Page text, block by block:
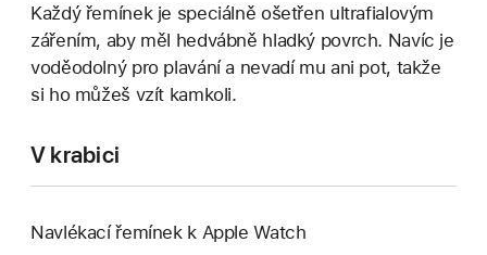
Každý řemínek je speciálně ošetřen ultrafialovým
zářením, aby měl hedvábně hladký povrch. Navíc je
voděodolný pro plavání a nevadí mu ani pot, takže
si ho můžeš vzít kamkoli.
V krabici
Navlékací řemínek k Apple Watch